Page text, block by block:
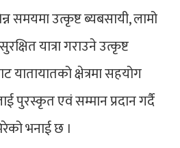
समयमा उत्कृष्ट ब्यबसायी, लामो
यात्रा गराउने उत्कृष्ट
यातायातको क्षेत्रमा सहयोग
पुरस्कृत एवं सम्मान प्रदान गर्दै
भनाई छ ।